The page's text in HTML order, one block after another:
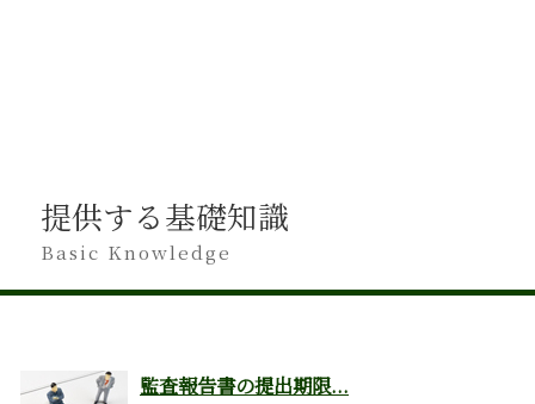
提供する基礎知識
Basic Knowledge
監査報告書の提出期限...